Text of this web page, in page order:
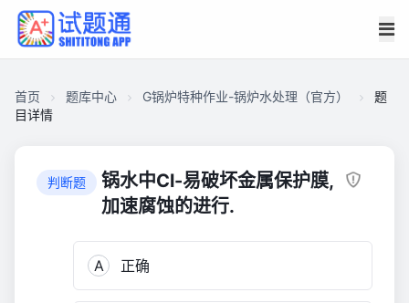
首页 题库中心 G锅炉特种作业-锅炉水处理（官方）
题
目详情
判断题
锅水中Cl-易破坏金属保护膜,
加速腐蚀的进行.
A 正确